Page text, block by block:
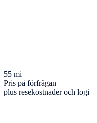
55 mi
Pris på förfrågan
plus resekostnader och logi